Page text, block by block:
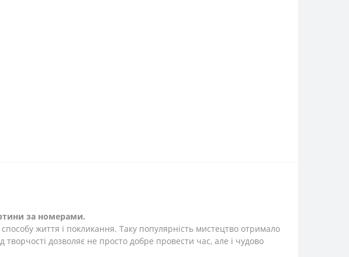
за номерами.
життя і покликання. Таку популярність мистецтво отримало
творчості дозволяє не просто добре провести час, але і чудово